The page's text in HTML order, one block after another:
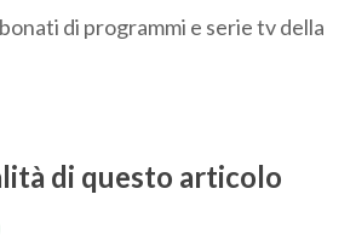
di programmi e serie tv della
di questo articolo